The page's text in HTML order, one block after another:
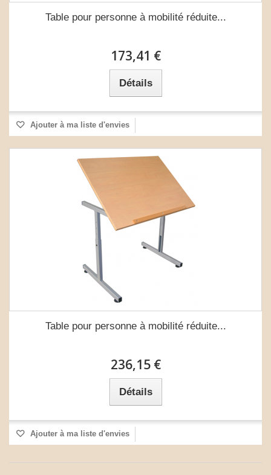
Table pour personne à mobilité réduite...
173,41 €
Détails
Ajouter à ma liste d'envies
Table pour personne à mobilité réduite...
236,15 €
Détails
Ajouter à ma liste d'envies